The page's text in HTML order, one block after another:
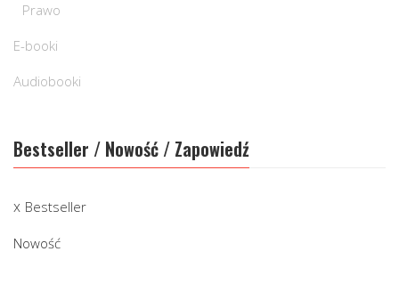
Prawo
E-booki
Audiobooki
Bestseller / Nowość / Zapowiedź
Bestseller
Nowość